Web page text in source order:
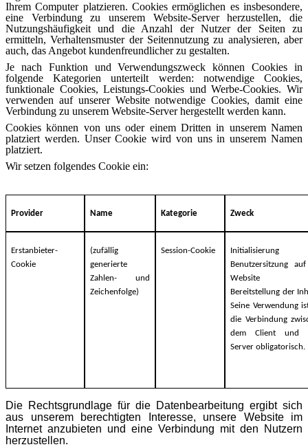
Ihrem Computer platzieren. Cookies ermöglichen es insbesondere,
eine Verbindung zu unserem Website-Server herzustellen, die
Nutzungshäufigkeit und die Anzahl der Nutzer der Seiten zu
ermitteln, Verhaltensmuster der Seitennutzung zu analysieren, aber
auch, das Angebot kundenfreundlicher zu gestalten.
Je nach Funktion und Verwendungszweck können Cookies in
folgende Kategorien unterteilt werden: notwendige Cookies,
funktionale Cookies, Leistungs-Cookies und Werbe-Cookies. Wir
verwenden auf unserer Website notwendige Cookies, damit eine
Verbindung zu unserem Website-Server hergestellt werden kann.
Cookies können von uns oder einem Dritten in unserem Namen
platziert werden. Unser Cookie wird von uns in unserem Namen
platziert.
Wir setzen folgendes Cookie ein:
Provider Name Kategorie Zweck
Erstanbieter-
Cookie
(zufällig
generierte
Zahlen- und
Zeichenfolge)
Session-Cookie
Initialisierung
Benutzersitzung
Website
Bereitstellung der
Seine Verwendung
die Verbindung
dem Client und
Server obligatorisch.
Die Rechtsgrundlage für die Datenbearbeitung ergibt sich
aus unserem berechtigten Interesse, unsere Website im
Internet anzubieten und eine Verbindung mit den Nutzern
herzustellen.